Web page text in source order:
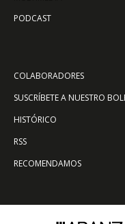
PODCAST
COLABORADORES
SUSCRÍBETE A NUESTRO
HISTÓRICO
RSS
RECOMENDAMOS